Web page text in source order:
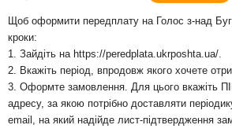
Щоб оформити передплату на Голос з-над
кроки:
1. Зайдіть на https://peredplata.ukrposhta.ua/.
2. Вкажіть період, впродовж якого хочете
3. Оформте замовлення. Для цього вкажіть
адресу, за якою потрібно доставляти
email, на який надійде лист-підтвердження